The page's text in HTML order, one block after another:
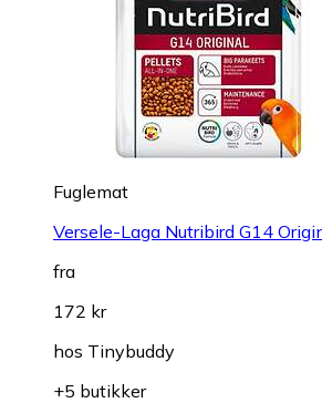
Fuglemat
Versele-Laga Nutribird G14
fra
172 kr
hos Tinybuddy
+5 butikker